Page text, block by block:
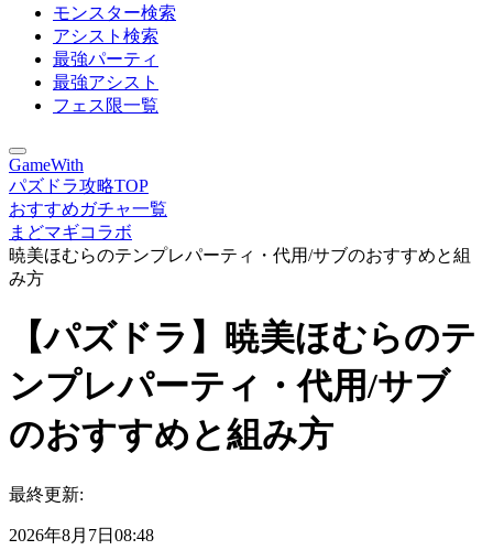
モンスター検索
アシスト検索
最強パーティ
最強アシスト
フェス限一覧
GameWith
パズドラ攻略TOP
おすすめガチャ一覧
まどマギコラボ
暁美ほむらのテンプレパーティ・代用/サブのおすすめと組
み方
【パズドラ】暁美ほむらのテ
ンプレパーティ・代用/サブ
のおすすめと組み方
最終更新:
2026年8月7日08:48